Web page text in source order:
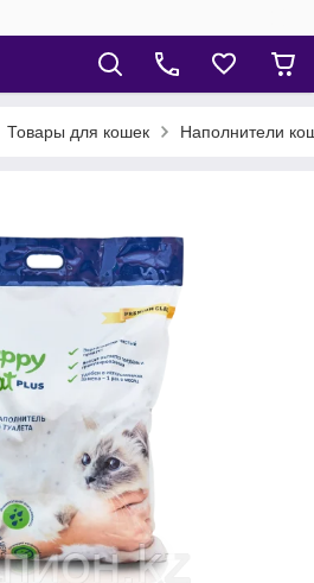
Товары для кошек Наполнители